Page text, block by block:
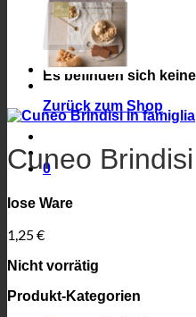
Es befinden sich
Zurück zum Shop
0
Cuneo
lose Ware
1,25€
Nicht vorrätig
Produkt-Kategorien